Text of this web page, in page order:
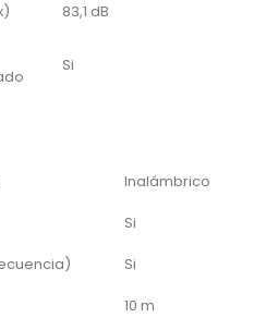
83,1 dB
Si
Inalámbrico
Si
Si
10 m